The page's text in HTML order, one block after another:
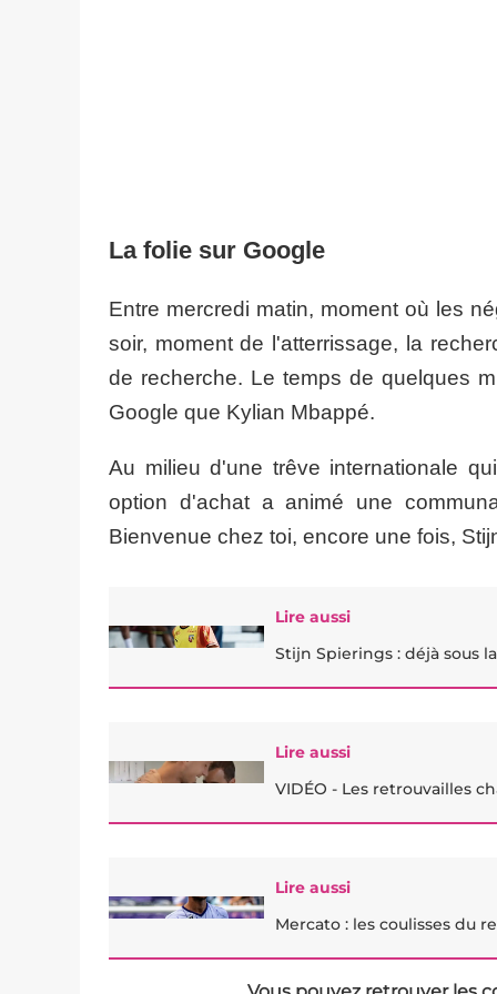
La folie sur Google
Entre mercredi matin, moment où les
soir, moment de l'atterrissage, la
de recherche. Le temps de quelques
Google que Kylian Mbappé.
Au milieu d'une trêve internationale
option d'achat a animé une
Bienvenue chez toi, encore une fois,
Lire aussi
Stijn Spierings : déjà sous
Lire aussi
VIDÉO - Les retrouvailles
Lire aussi
Mercato : les coulisses du